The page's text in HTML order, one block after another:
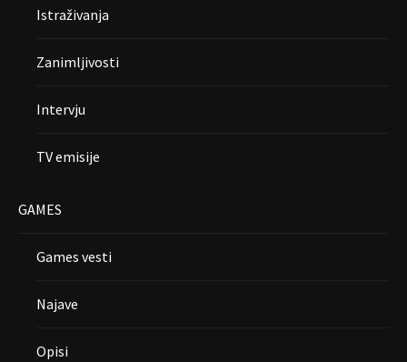
Istraživanja
Zanimljivosti
Intervju
TV emisije
GAMES
Games vesti
Najave
Opisi